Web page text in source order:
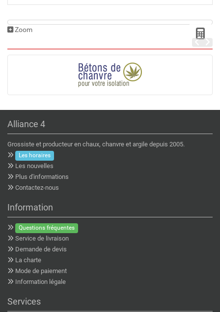
Zoom
Alliance 4
Grossiste et producteur en chaux, chanvre et argile depuis 2005.
Les horaires
Les nouvelles
Plus d'informations
Contactez-nous
Information
Questions fréquentes
Service de livraison
Demande de devis
La charte
Mode de paiement
Information légale
Services